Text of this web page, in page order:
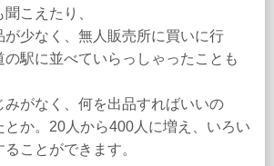
こえたり、
が少なく、無人販売所に買いに行
の駅に並べていらっしゃったことも
みがなく、何を出品すればいいの
とか。20人から400人に増え、いろい
ことができます。